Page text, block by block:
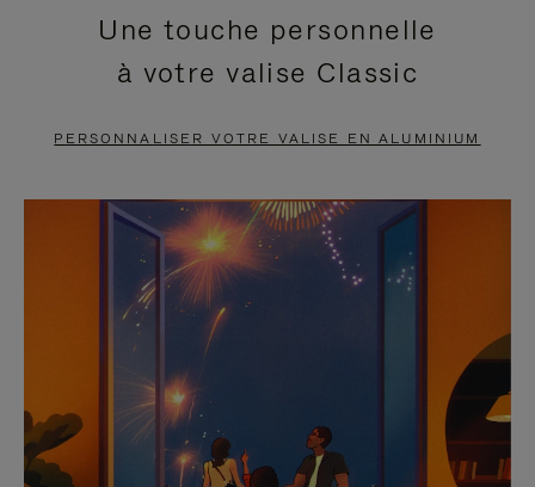
EN
PAUSE,
APPUYEZ
POUR
METTRE
PAUSE
VIDÉO
EST
DÉSACTIVÉ.
CLIQUER
POUR
RÉACTIVER
LE
SON
Une touche personnelle
à votre valise Classic
PERSONNALISER VOTRE VALISE EN ALUMINIUM